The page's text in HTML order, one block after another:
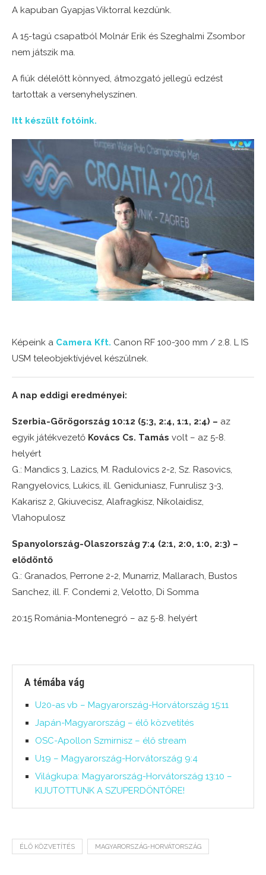
A kapuban Gyapjas Viktorral kezdünk.
A 15-tagú csapatból Molnár Erik és Szeghalmi Zsombor
nem játszik ma.
A fiúk délelőtt könnyed, átmozgató jellegű edzést
tartottak a versenyhelyszínen.
Itt készült fotóink.
Képeink a Camera Kft. Canon RF 100-300 mm / 2.8. L IS
USM teleobjektívjével készülnek.
A nap eddigi eredményei:
Szerbia-Görögország 10:12 (5:3, 2:4, 1:1, 2:4) – az
egyik játékvezető Kovács Cs. Tamás volt – az 5-8.
helyért
G.: Mandics 3, Lazics, M. Radulovics 2-2, Sz. Rasovics,
Rangyelovics, Lukics, ill. Geniduniasz, Funrulisz 3-3,
Kakarisz 2, Gkiuvecisz, Alafragkisz, Nikolaidisz,
Vlahopulosz
Spanyolország-Olaszország 7:4 (2:1, 2:0, 1:0, 2:3) –
elődöntő
G.: Granados, Perrone 2-2, Munarriz, Mallarach, Bustos
Sanchez, ill. F. Condemi 2, Velotto, Di Somma
20:15 Románia-Montenegró – az 5-8. helyért
A témába vág
U20-as vb – Magyarország-Horvátország 15:11
Japán-Magyarország – élő közvetítés
OSC-Apollon Szmirnisz – élő stream
U19 – Magyarország-Horvátország 9:4
Világkupa: Magyarország-Horvátország 13:10 –
KIJUTOTTUNK A SZUPERDÖNTŐRE!
ÉLŐ KÖZVETÍTÉS MAGYARORSZÁG-HORVÁTORSZÁG